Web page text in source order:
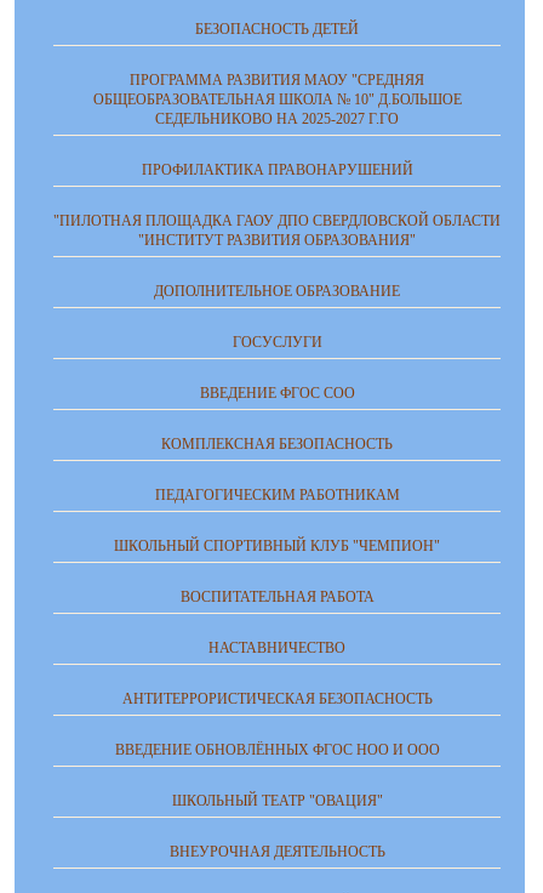
БЕЗОПАСНОСТЬ ДЕТЕЙ
ПРОГРАММА РАЗВИТИЯ МАОУ "СРЕДНЯЯ
ОБЩЕОБРАЗОВАТЕЛЬНАЯ ШКОЛА № 10" Д.БОЛЬШОЕ
СЕДЕЛЬНИКОВО НА 2025-2027 Г.ГО
ПРОФИЛАКТИКА ПРАВОНАРУШЕНИЙ
"ПИЛОТНАЯ ПЛОЩАДКА ГАОУ ДПО СВЕРДЛОВСКОЙ ОБЛАСТИ
"ИНСТИТУТ РАЗВИТИЯ ОБРАЗОВАНИЯ"
ДОПОЛНИТЕЛЬНОЕ ОБРАЗОВАНИЕ
ГОСУСЛУГИ
ВВЕДЕНИЕ ФГОС СОО
КОМПЛЕКСНАЯ БЕЗОПАСНОСТЬ
ПЕДАГОГИЧЕСКИМ РАБОТНИКАМ
ШКОЛЬНЫЙ СПОРТИВНЫЙ КЛУБ "ЧЕМПИОН"
ВОСПИТАТЕЛЬНАЯ РАБОТА
НАСТАВНИЧЕСТВО
АНТИТЕРРОРИСТИЧЕСКАЯ БЕЗОПАСНОСТЬ
ВВЕДЕНИЕ ОБНОВЛЁННЫХ ФГОС НОО И ООО
ШКОЛЬНЫЙ ТЕАТР "ОВАЦИЯ"
ВНЕУРОЧНАЯ ДЕЯТЕЛЬНОСТЬ